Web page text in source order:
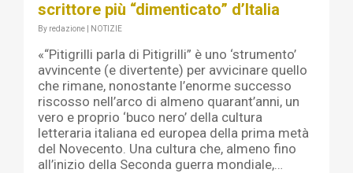
scrittore più “dimenticato” d’Italia
By redazione NOTIZIE
«“Pitigrilli parla di Pitigrilli” è uno ‘strumento’
avvincente (e divertente) per avvicinare quello
che rimane, nonostante l’enorme successo
riscosso nell’arco di almeno quarant’anni, un
vero e proprio ‘buco nero’ della cultura
letteraria italiana ed europea della prima metà
del Novecento. Una cultura che, almeno fino
all’inizio della Seconda guerra mondiale,…